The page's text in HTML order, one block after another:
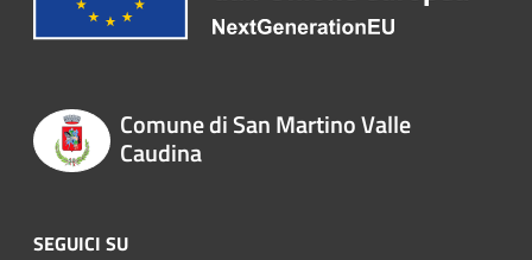
Comune di San Martino Valle
Caudina
SEGUICI SU